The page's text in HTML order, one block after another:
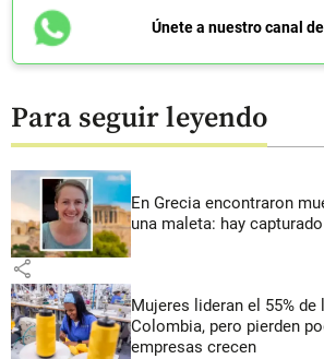
Únete a nuestro canal
Para seguir leyendo
En Grecia encontraron
una maleta: hay capturado
share
Mujeres lideran el 55%
Colombia, pero pierden
empresas crecen